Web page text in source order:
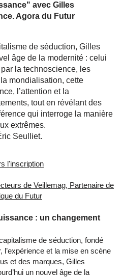
avec Gilles
Agora du Futur
de séduction, Gilles
âge de la modernité : celui
la technoscience, les
mondialisation, cette
l’attention et la
tout en révélant des
qui interroge la manière
extrêmes.
Seulliet.
l'inscription
de Veillemag, Partenaire de
du Futur
: un changement
de séduction, fondé
l’expérience et la mise en scène
et des marques, Gilles
un nouvel âge de la